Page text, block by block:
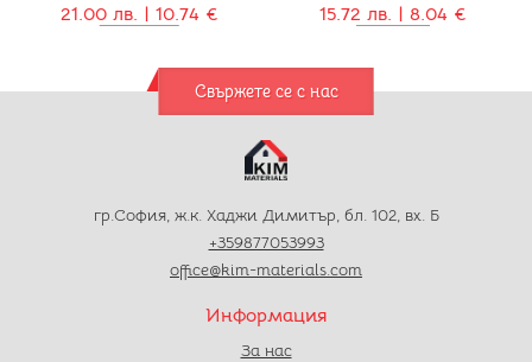
21.00 лв. | 10.74 €
15.72 лв. | 8.04 €
Свържете се с нас
гр.София, ж.к. Хаджи Димитър, бл. 102, вх. Б
+359877053993
office@kim-materials.com
Информация
За нас